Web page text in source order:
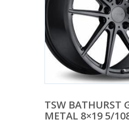
TSW BATHURST
METAL 8×19 5/